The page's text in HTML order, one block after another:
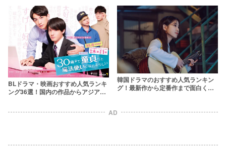
BLドラマ・映画おすすめ人気ランキ
ング36選！国内の作品からアジアBL
韓国ドラマのおすすめ人気ランキン
グ！最新作から定番作まで面白くて
AD